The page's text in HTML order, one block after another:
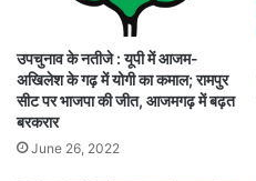
उपचुनाव के नतीजे : यूपी में आजम-
अखिलेश के गढ़ में योगी का कमाल; रामपुर
सीट पर भाजपा की जीत, आजमगढ़ में बढ़त
बरकरार
June 26, 2022